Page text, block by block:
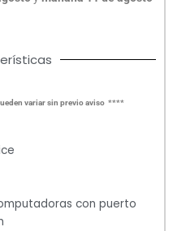
variar sin previo aviso ****
con puerto